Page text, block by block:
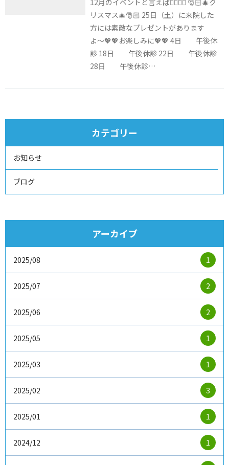
12月のイベントと言えば☝🏼☝🏼 🎅🏻🎄ク
リスマス🎄🎅🏻 25日（土）に来院した
方には素敵なプレゼントがあります
よ〜💖💖お楽しみに💖💖 4日 午後休
診 18日 午後休診 22日 午後休診
28日 午後休診…
カテゴリー
お知らせ
ブログ
アーカイブ
2025/08 1
2025/07 2
2025/06 2
2025/05 1
2025/03 1
2025/02 3
2025/01 1
2024/12 1